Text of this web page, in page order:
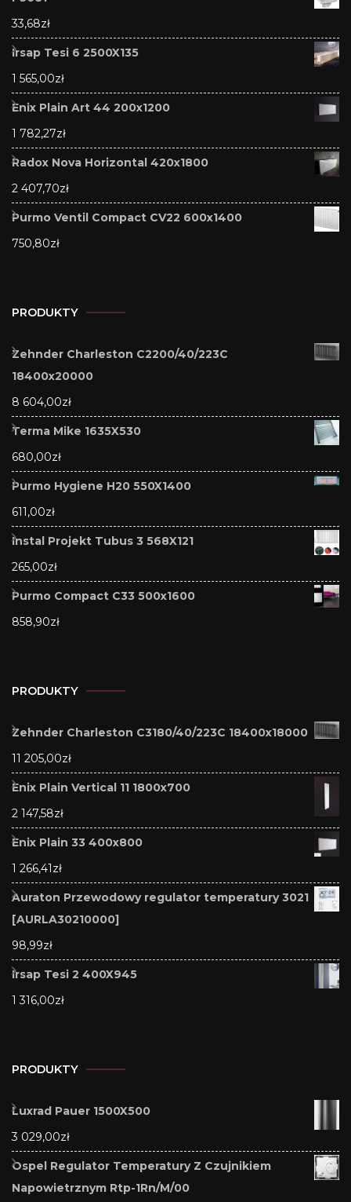
33,68zł
Irsap Tesi 6 2500X135
1 565,00zł
Enix Plain Art 44 200x1200
1 782,27zł
Radox Nova Horizontal 420x1800
2 407,70zł
Purmo Ventil Compact CV22 600x1400
750,80zł
PRODUKTY
Zehnder Charleston C2200/40/223C
18400x20000
8 604,00zł
Terma Mike 1635X530
680,00zł
Purmo Hygiene H20 550X1400
611,00zł
Instal Projekt Tubus 3 568X121
265,00zł
Purmo Compact C33 500x1600
858,90zł
PRODUKTY
Zehnder Charleston C3180/40/223C 18400x18000
11 205,00zł
Enix Plain Vertical 11 1800x700
2 147,58zł
Enix Plain 33 400x800
1 266,41zł
Auraton Przewodowy regulator temperatury 3021
[AURLA30210000]
98,99zł
Irsap Tesi 2 400X945
1 316,00zł
PRODUKTY
Luxrad Pauer 1500X500
3 029,00zł
Ospel Regulator Temperatury Z Czujnikiem
Napowietrznym Rtp-1Rn/M/00